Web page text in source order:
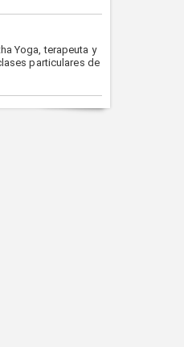
Yoga, terapeuta y
particulares de